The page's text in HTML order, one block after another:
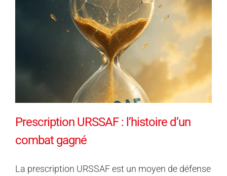
Prescription URSSAF : l’histoire d’un
combat gagné
La prescription URSSAF est un moyen de défense